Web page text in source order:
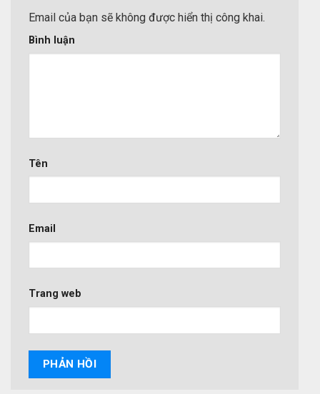
Email của bạn sẽ không được hiển thị công khai.
Bình luận
Tên
Email
Trang web